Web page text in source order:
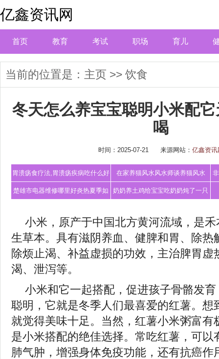
亿鑫资讯网
首页 教育 考试 职场 育儿
当前的位置是： 主页 >> 饮食
冬天怎么养宝宝聪明小米配
喝
时间：2025-07-21 来源网站： 亿鑫资讯
胃溃疡食疗法,胃溃疡疾病吃什么好 在家养猫风水风水师谈养猫风水
楚雄市电器维修哪里好炎热夏季如 奶奶养土鸡给宝宝吃奶奶炖了一只
小米，原产于中国北方黄河流域，是
生草本。具有滋阴养血、健脾和胃、除热
除烦止渴、补益虚损的功效，主治脾胃虚
渴、泄泻等。
小米和它一起搭配，促进孩子骨骼发
聪明，它就是冬季人们最喜爱的红薯。想
就觉得美味十足。当然，红薯小米粥富有
是小米搭配的绝佳选择。常吃红薯，可以
肺气肿，增强身体免疫功能，还有抗癌作